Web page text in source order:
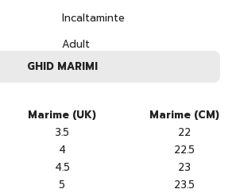
Incaltaminte
Adult
GHID MARIMI
Marime (UK)
Marime (CM)
3.5
22
4
22.5
4.5
23
5
23.5